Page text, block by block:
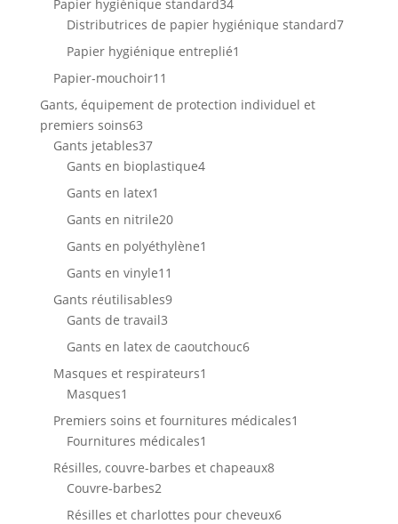
Papier hygiénique standard34
produits
Distributrices de papier hygiénique standard77
Papier hygiénique entreplié1
Papier-mouchoir11
produits
Gants, équipement de protection individuel et
premiers soins6363
produits
Gants jetables3737
produits
Gants en bioplastique44
Gants en latex1
produit
Gants en nitrile2020
produits
Gants en polyéthylène1
Gants en vinyle11
Gants réutilisables99
Gants de travail33
produits
Gants en latex de caoutchouc66
Masques et respirateurs1
Masques1
produit
Premiers soins et fournitures médicales1
Fournitures médicales1
produit
Résilles, couvre-barbes et chapeaux88
Couvre-barbes22
produits
Résilles et charlottes pour cheveux66